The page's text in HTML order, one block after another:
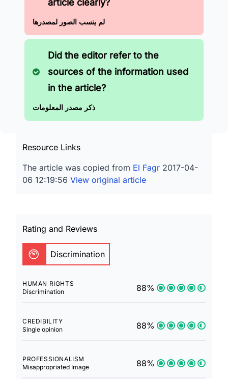
article clearly?
لم ينسب الصور لمصدرها
Did the editor refer to the
sources of the information used
in the article?
ذكر مصدر المعلومات
Resource Links
The article was copied from El Fagr 2017-04-
06 12:19:56 View original article
Rating and Reviews
Discrimination
HUMAN RIGHTS
Discrimination
88%
CREDIBILITY
Single opinion
88%
PROFESSIONALISM
Misappropriated Image
88%